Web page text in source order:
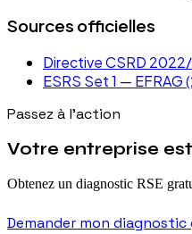
Sources officielles
Directive CSRD
ESRS Set 1 — EFRAG
Passez à l'action
Votre entreprise
Obtenez un diagnostic RSE
Demander mon